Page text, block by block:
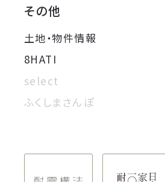
その他
土地・物件情報
8HATI
select
ふくしまさんぽ